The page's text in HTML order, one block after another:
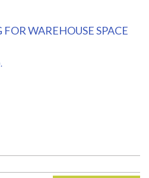
WAREHOUSE SPACE